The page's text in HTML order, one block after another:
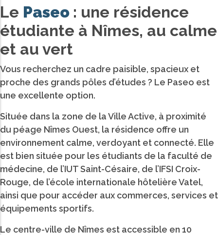
Le Paseo : une résidence
étudiante à Nîmes, au calme
et au vert
Vous recherchez un cadre paisible, spacieux et
proche des grands pôles d’études ? Le Paseo est
une excellente option.
Située dans la zone de la Ville Active, à proximité
du péage Nîmes Ouest, la résidence offre un
environnement calme, verdoyant et connecté. Elle
est bien située pour les étudiants de la faculté de
médecine, de l’IUT Saint-Césaire, de l’IFSI Croix-
Rouge, de l’école internationale hôtelière Vatel,
ainsi que pour accéder aux commerces, services et
équipements sportifs.
Le centre-ville de Nîmes est accessible en 10